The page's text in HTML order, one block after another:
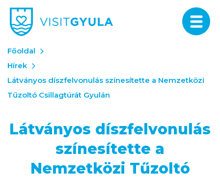
Főoldal
Hírek
Látványos díszfelvonulás színesítette a Nemzetközi
Tűzoltó Csillagtúrát Gyulán
Látványos díszfelvonulás
színesítette a
Nemzetközi Tűzoltó